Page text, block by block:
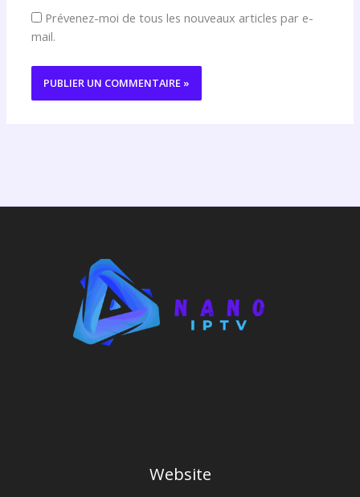
Prévenez-moi de tous les nouveaux articles par e-
mail.
Website